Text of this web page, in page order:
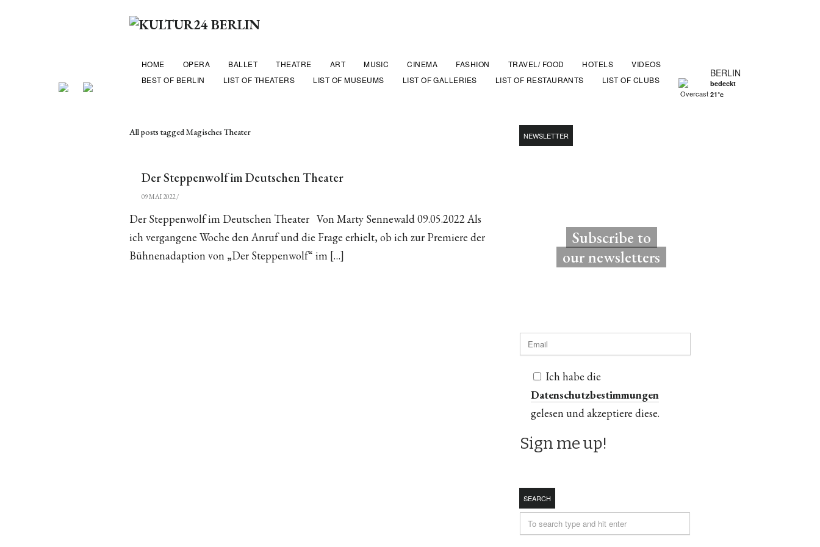
BERLIN
bedeckt
21°c
HOME OPERA BALLET THEATRE ART MUSIC CINEMA FASHION TRAVEL/ FOOD HOTELS
VIDEOS
BEST OF BERLIN
LIST OF THEATERS LIST OF MUSEUMS LIST OF GALLERIES LIST OF RESTAURANTS LIST OF CLUBS
All posts tagged Magisches Theater
Der Steppenwolf im Deutschen Theater
09 MAI 2022/
Der Steppenwolf im Deutschen Theater Von Marty Sennewald 09.05.2022 Als
ich vergangene Woche den Anruf und die Frage erhielt, ob ich zur Premiere der
Bühnenadaption von „Der Steppenwolf“ im […]
NEWSLETTER
Subscribe to
our newsletters
Ich habe die
Datenschutzbestimmungen
gelesen und akzeptiere diese.
SEARCH